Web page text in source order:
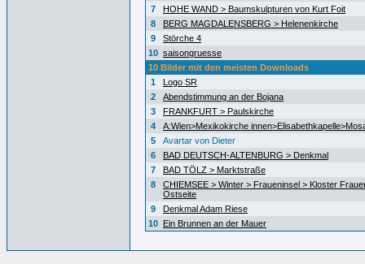
7
HOHE WAND > Baumskulpturen von Kurt Foit
8
BERG MAGDALENSBERG > Helenenkirche
9
Störche 4
10 saisongruesse
10 Bilder mit den meisten Downloads
1
Logo SR
2
Abendstimmung an der Bojana
3
FRANKFURT > Paulskirche
4
A:Wien>Mexikokirche
5
Avartar von Dieter
6
BAD DEUTSCH-ALTENBURG > Denkmal
7
BAD TÖLZ > Marktstraße
8
CHIEMSEE > Winter > Fraueninsel > Kloster
Ostseite
9
Denkmal Adam Riese
10 Ein Brunnen an der Mauer